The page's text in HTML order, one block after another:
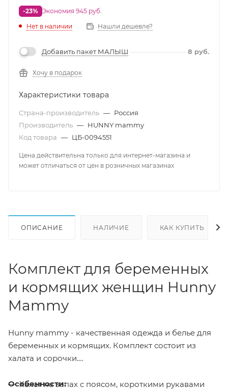
-23% Экономия 945 руб.
Нет в наличии
Нашли дешевле?
Добавить пакет МАЛЫШ 8 руб.
Хочу в подарок
Характеристики товара
Страна-производитель — Россия
Производитель — HUNNY mammy
Код товара — ЦБ-0094551
Цена действительна только для интернет-магазина и
может отличаться от цен в розничных магазинах
ОПИСАНИЕ НАЛИЧИЕ КАК КУПИТЬ
Комплект для беременных
и кормящих женщин Hunny
Mammy
Hunny mammy - качественная одежда и белье для
беременных и кормящих. Комплект состоит из
халата и сорочки.
Особенности:
Халат на запах с поясом, короткими рукавами